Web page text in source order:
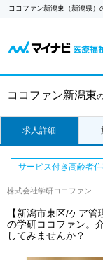
ココファン新潟東（新潟県
ココファン新潟東
求人詳細
サービス付き高齢者
株式会社学研ココファン
【新潟市東区/ケア
の学研ココファン。
してみませんか？